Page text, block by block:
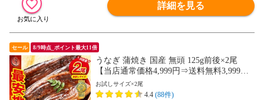
詳細を見る
セール 8/9時点_ポイント最大11倍
うなぎ 蒲焼き 国産 無頭 125g前後×2尾
【当店通常価格4,999円⇒送料無料3,999
円！】ウナギ 鰻 化粧箱 プレゼント 贈り物
ギフト
お試しサイズ×2尾
4.4 (88件)